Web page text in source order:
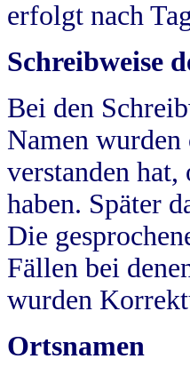
erfolgt nach
Schreibweise
Bei den
Namen
verstanden hat,
haben. Später
Die
Fällen bei
wurden
Ortsnamen